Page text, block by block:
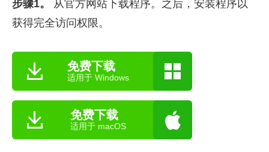
步骤1。
从官方网站下载程序。之后，安装程序以
获得完全访问权限。
免费下载
适用于 Windows
免费下载
适用于 macOS